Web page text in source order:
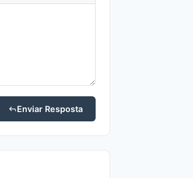
Enviar Resposta